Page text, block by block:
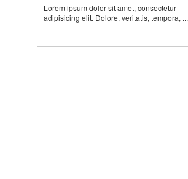
Lorem ipsum dolor sit amet, consectetur
adipisicing elit. Dolore, veritatis, tempora, ...